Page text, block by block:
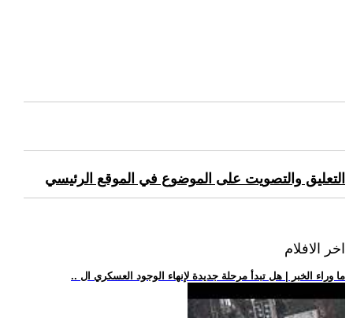
التعليق والتصويت على الموضوع في الموقع الرئيسي
اخر الافلام
.. ما وراء الخبر | هل تبدأ مرحلة جديدة لإنهاء الوجود العسكري ال